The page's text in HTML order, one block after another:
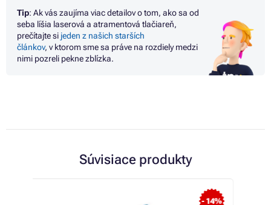
Tip: Ak vás zaujíma viac detailovotom, akosa od
seba líšia laserová a atramentová tlačiareň,
prečítajtesi jeden z našich starších
článkov, v ktorom smesa práve na rozdiely medzi
nimi pozreli pekne zblízka.
Súvisiace produkty
- 3%